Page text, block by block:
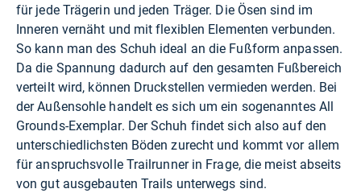
für jede Trägerin und jeden Träger. Die Ösen sind im
Inneren vernäht und mit flexiblen Elementen verbunden.
So kann man des Schuh ideal an die Fußform anpassen.
Da die Spannung dadurch auf den gesamten Fußbereich
verteilt wird, können Druckstellen vermieden werden. Bei
der Außensohle handelt es sich um ein sogenanntes All
Grounds-Exemplar. Der Schuh findet sich also auf den
unterschiedlichsten Böden zurecht und kommt vor allem
für anspruchsvolle Trailrunner in Frage, die meist abseits
von gut ausgebauten Trails unterwegs sind.